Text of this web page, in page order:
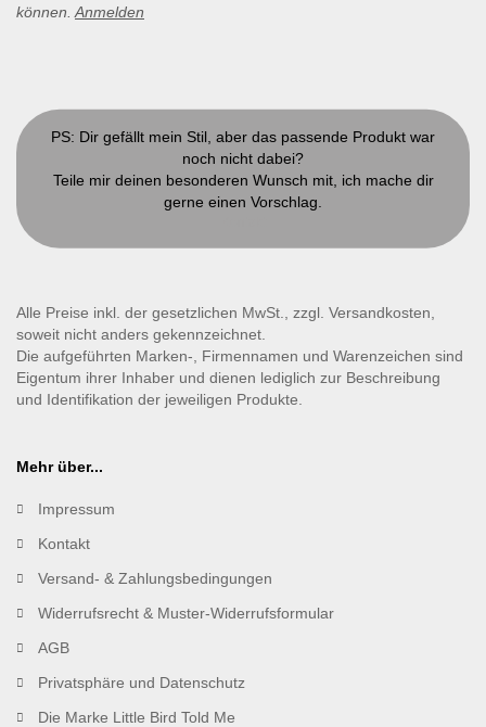
können. Anmelden
PS: Dir gefällt mein Stil, aber das passende Produkt war
noch nicht dabei?
Teile mir deinen besonderen Wunsch mit, ich mache dir
gerne einen Vorschlag.
Alle Preise inkl. der gesetzlichen MwSt., zzgl. Versandkosten,
soweit nicht anders gekennzeichnet.
Die aufgeführten Marken-, Firmennamen und Warenzeichen sind
Eigentum ihrer Inhaber und dienen lediglich zur Beschreibung
und Identifikation der jeweiligen Produkte.
Mehr über...
Impressum
Kontakt
Versand- & Zahlungsbedingungen
Widerrufsrecht & Muster-Widerrufsformular
AGB
Privatsphäre und Datenschutz
Die Marke Little Bird Told Me